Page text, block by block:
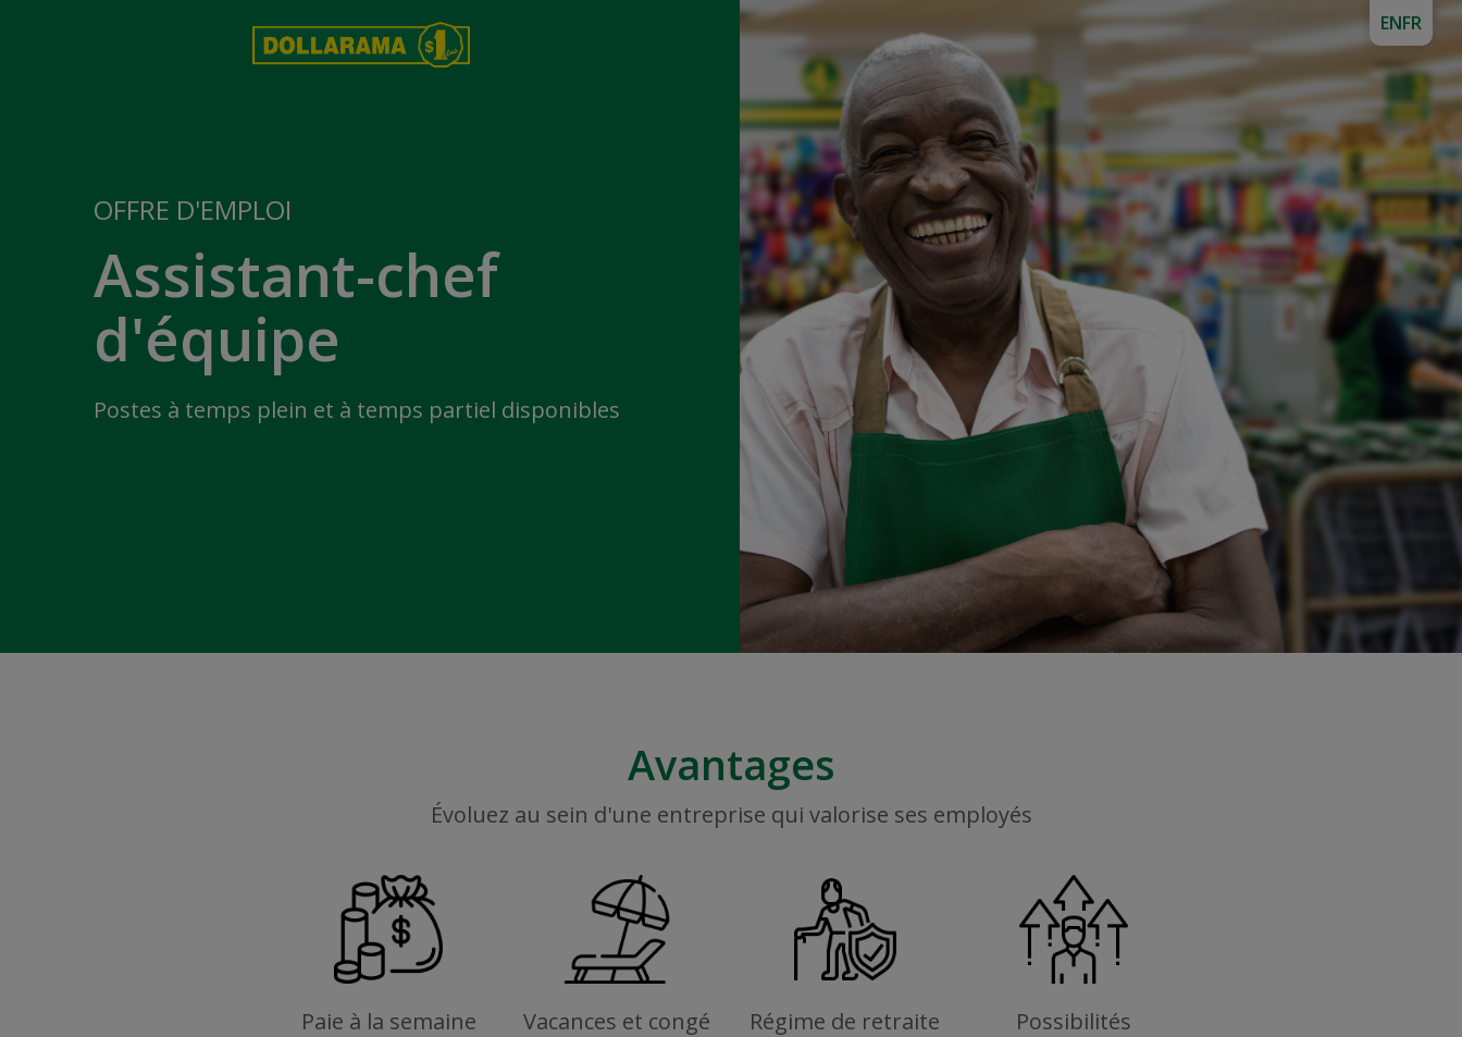
OFFRE D'EMPLOI
Assistant-chef
d'équipe
Postes à temps plein et à temps partiel disponibles
Avantages
Évoluez au sein d'une entreprise qui valorise ses employés
Paie à la semaine
Vacances et congé
Régime de retraite
Possibilités
ENFR